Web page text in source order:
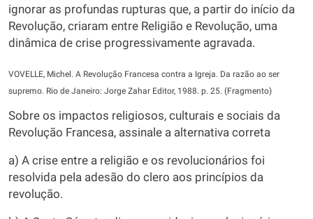
ignorar as profundas rupturas que, a partir do início da
Revolução, criaram entre Religião e Revolução, uma
dinâmica de crise progressivamente agravada.
VOVELLE, Michel. A Revolução Francesa contra a Igreja. Da razão ao ser
supremo. Rio de Janeiro: Jorge Zahar Editor, 1988. p. 25. (Fragmento)
Sobre os impactos religiosos, culturais e sociais da
Revolução Francesa, assinale a alternativa correta
a) A crise entre a religião e os revolucionários foi
resolvida pela adesão do clero aos princípios da
revolução.